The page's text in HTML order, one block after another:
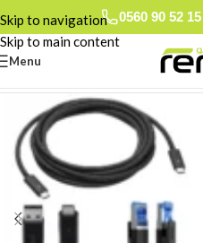
Skip to navigation
Skip to main content
0793 78 74 27
0560 90 52 15
Menu